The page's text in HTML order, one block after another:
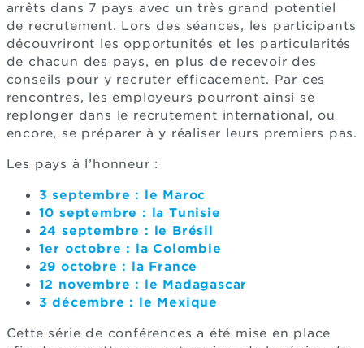
arrêts dans 7 pays avec un très grand potentiel
de recrutement. Lors des séances, les participants
découvriront les opportunités et les particularités
de chacun des pays, en plus de recevoir des
conseils pour y recruter efficacement. Par ces
rencontres, les employeurs pourront ainsi se
replonger dans le recrutement international, ou
encore, se préparer à y réaliser leurs premiers pas.
Les pays à l’honneur :
3 septembre : le Maroc
10 septembre : la Tunisie
24 septembre : le Brésil
1er octobre : la Colombie
29 octobre : la France
12 novembre : le Madagascar
3 décembre : le Mexique
Cette série de conférences a été mise en place